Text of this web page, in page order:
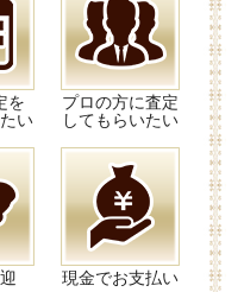
を
い
プロの方に査定
してもらいたい
現金でお支払い